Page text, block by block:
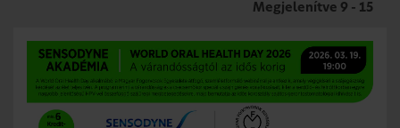
Megjelenítve 9 - 15